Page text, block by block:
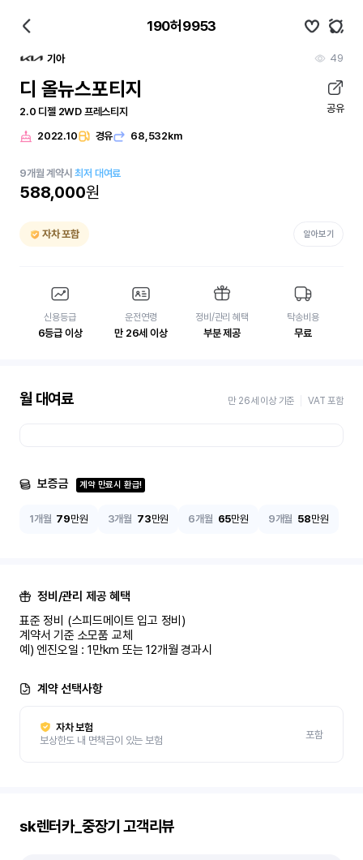
190허9953
기아 49
디 올뉴스포티지
2.0 디젤 2WD 프레스티지 공유
2022.10 경유 68,532km
9개월 계약시최저 대여료
588,000원
자차 포함 알아보기
신용등급
6등급 이상
운전연령
만 26세 이상
정비/관리 혜택
부분 제공
탁송비용
무료
월 대여료 만 26세 이상 기준 VAT 포함
보증금 계약 만료시 환급!
1개월 79만원 3개월 73만원 6개월 65만원 9개월 58만원
정비/관리 제공 혜택
표준 정비 (스피드메이트 입고 정비)
계약서 기준 소모품 교체
예) 엔진오일 : 1만km 또는 12개월 경과시
계약 선택사항
자차 보험
보상한도 내 면책금이 있는 보험
포함
sk렌터카_중장기 고객리뷰